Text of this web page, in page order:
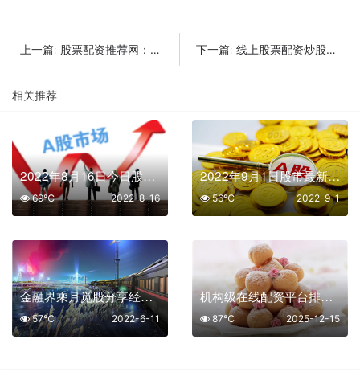
上一篇: 股票配资推荐网：2025年正规平台选择指南与实操策略 下一篇: 线上股票配资炒股网：安全高效的资金杠杆选择
相关推荐
2022年8月16日今日股市分析
2022-8-16
69℃
2022年9月1日股市最新消息
2022-9-1
56℃
金融界乘月觅股分享经济下行老百姓的对策
2022-6-11
57℃
机构级在线配资平台排名与 Level-2 行情：专业投资者的选择指南
2025-12-15
87℃